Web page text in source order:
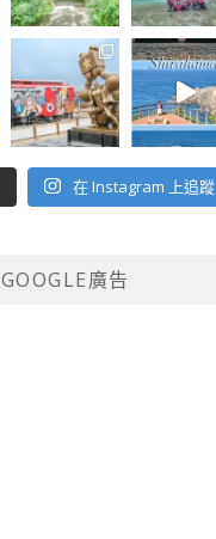
在 Instagram 上追蹤
GOOGLE廣告